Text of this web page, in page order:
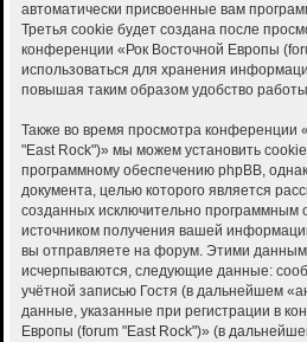
автоматически присвоенные вам
Третья cookie будет создана после
конференции «Рок Восточной Европы
использоваться для хранения
повышая таким образом удобство
Также во время просмотра конференции
"East Rock")» мы можем установить
программному обеспечению phpBB,
документа, целью которого является
созданных исключительно
источником получения вашей
вы отправляете на форум. Этими
исчерпываются, следующие данные:
учётной записью Гостя (в дальнейшем
данные, указанные при регистрации в
Европы (forum "East Rock")» (в